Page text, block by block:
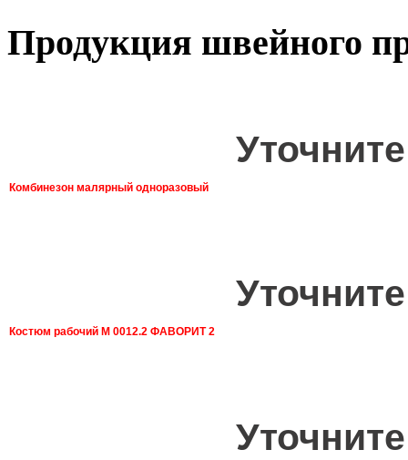
Продукция швейного
Комбинезон малярный одноразовый
Костюм рабочий М 0012.2 ФАВОРИТ 2